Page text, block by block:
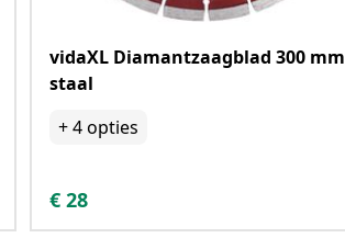
vidaXL Diamantzaagblad 300 mm
staal
+4opties
€ 28